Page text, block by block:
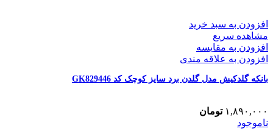
افزودن به سبد خرید
مشاهده سریع
افزودن به مقایسه
افزودن به علاقه مندی
بانکه گلدکیش مدل گلدن برد سایز کوچک کد GK829446
۱,۸۹۰,۰۰۰ تومان
ناموجود